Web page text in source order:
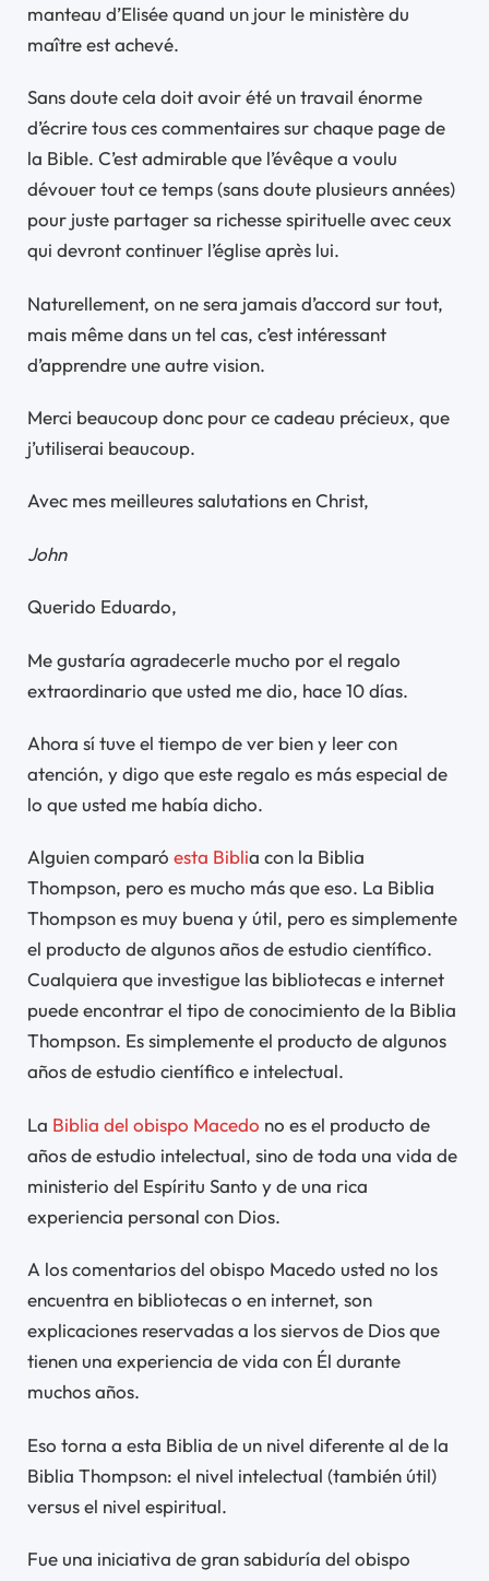
manteau d’Elisée quand un jour le ministère du
maître est achevé.
Sans doute cela doit avoir été un travail énorme
d’écrire tous ces commentaires sur chaque page de
la Bible. C’est admirable que l’évêque a voulu
dévouer tout ce temps (sans doute plusieurs années)
pour juste partager sa richesse spirituelle avec ceux
qui devront continuer l’église après lui.
Naturellement, on ne sera jamais d’accord sur tout,
mais même dans un tel cas, c’est intéressant
d’apprendre une autre vision.
Merci beaucoup donc pour ce cadeau précieux, que
j’utiliserai beaucoup.
Avec mes meilleures salutations en Christ,
John
Querido Eduardo,
Me gustaría agradecerle mucho por el regalo
extraordinario que usted me dio, hace 10 días.
Ahora sí tuve el tiempo de ver bien y leer con
atención, y digo que este regalo es más especial de
lo que usted me había dicho.
Alguien comparó esta Biblia con la Biblia
Thompson, pero es mucho más que eso. La Biblia
Thompson es muy buena y útil, pero es simplemente
el producto de algunos años de estudio científico.
Cualquiera que investigue las bibliotecas e internet
puede encontrar el tipo de conocimiento de la Biblia
Thompson. Es simplemente el producto de algunos
años de estudio científico e intelectual.
La Biblia del obispo Macedo no es el producto de
años de estudio intelectual, sino de toda una vida de
ministerio del Espíritu Santo y de una rica
experiencia personal con Dios.
A los comentarios del obispo Macedo usted no los
encuentra en bibliotecas o en internet, son
explicaciones reservadas a los siervos de Dios que
tienen una experiencia de vida con Él durante
muchos años.
Eso torna a esta Biblia de un nivel diferente al de la
Biblia Thompson: el nivel intelectual (también útil)
versus el nivel espiritual.
Fue una iniciativa de gran sabiduría del obispo